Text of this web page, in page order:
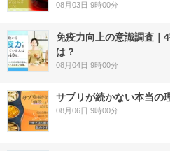
08月03日 9時00分
免疫力向上の意識調査｜
は？
08月04日 9時00分
サプリが続かない本当の
08月06日 9時00分